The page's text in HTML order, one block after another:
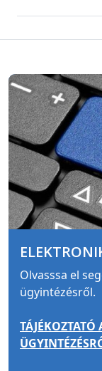
Olvasssa el
ügyintézésről.